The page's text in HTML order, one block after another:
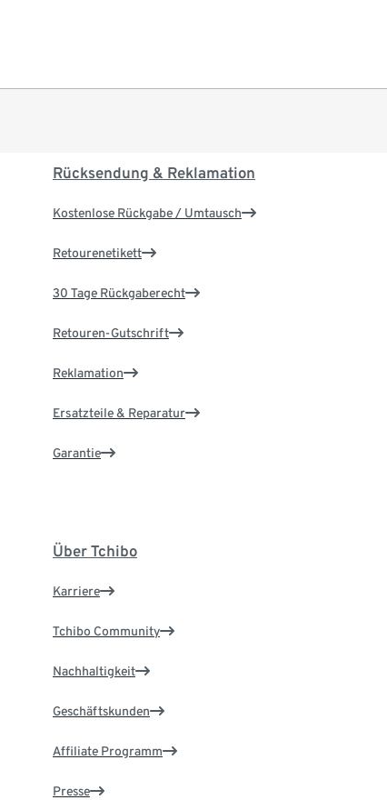
Rücksendung & Reklamation
Kostenlose Rückgabe / Umtausch
Retourenetikett
30 Tage Rückgaberecht
Retouren-Gutschrift
Reklamation
Ersatzteile & Reparatur
Garantie
Über Tchibo
Karriere
Tchibo Community
Nachhaltigkeit
Geschäftskunden
Affiliate Programm
Presse